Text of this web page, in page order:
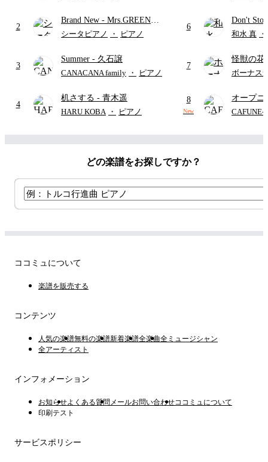
ード・ペダル付き/『映画ちい
かわ 人魚の島のひみつ』よ
2
Brand New - Mrs.GREEN
APPLE
シータピアノ ・ ピアノ
3
Summer - 久石譲
CANACANA family ・ ピアノ
4
机さする - 青木遥
HARU KOBA
・ ピアノ
6
Don't
和水 真 ・
7
怪獣の
ードパー
ボーナス
8
New
オープニ
ー メド
ー/コー
CAFUNE-
どの楽譜をお探しですか？
ココミュについて
楽譜を販売する
コンテンツ
人気の楽譜無料の楽譜新着楽譜全楽曲全ミュージシャン
全アーティスト
インフォメーション
お知らせよくある質問 メールお問い合わせココミュについて
印刷テスト
サービスポリシー